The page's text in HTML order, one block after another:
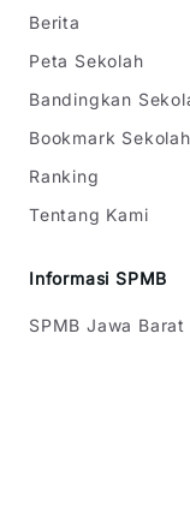
Berita
Peta Sekolah
Bandingkan
Bookmark Sekolah
Ranking
Tentang Kami
Informasi SPMB
SPMB Jawa Barat